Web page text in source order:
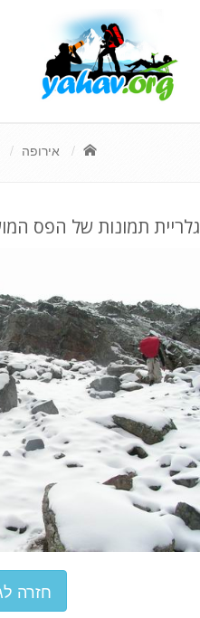
אירופה
גלריית תמונות של הפס
חזרה